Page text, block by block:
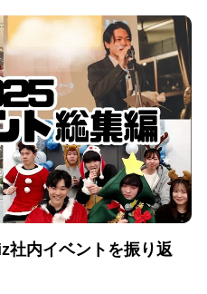
いて語っています。
社内イベントを振り返